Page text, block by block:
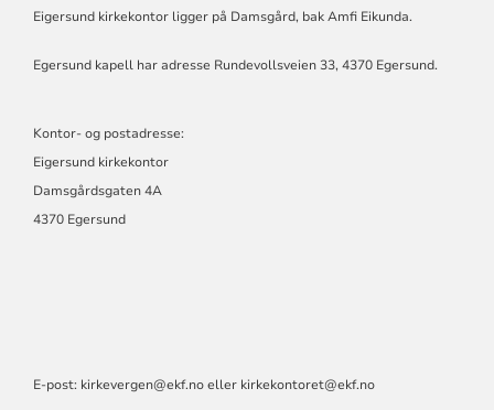
FELLESRÅD
Eigersund kirkekontor ligger på Damsgård, bak Amfi Eikunda.
Egersund kapell har adresse Rundevollsveien 33, 4370 Egersund.
Kontor- og postadresse:
Eigersund kirkekontor
Damsgårdsgaten 4A
4370 Egersund
E-post: kirkevergen@ekf.no eller kirkekontoret@ekf.no